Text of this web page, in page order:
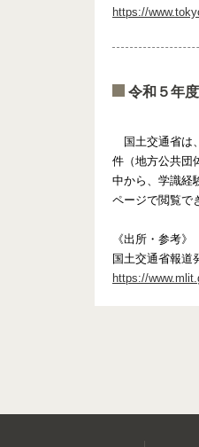
https://
令和５年
国土交通省は
件（地方公共団
中から、学識経
ページで閲覧で
《出所・参考》
国土交通省報道
https://